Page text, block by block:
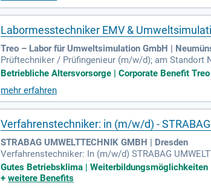
lzeitstelle ab sofort und werden Sie Teil dieser
Labormesstechniker EMV &
Treo – Labor für Umweltsimulation GmbH |
Prüftechniker / Prüfingenieur (m/w/d); am Standort
Betriebliche Altersvorsorge | Corporate Benefit
mehr erfahren
Verfahrenstechniker: in (m/w/d) -
STRABAG UMWELTTECHNIK GMBH | Dresden
Verfahrenstechniker: In (m/w/d) STRABAG
echniker: In (m/w/d) Jetzt bewerben Was für uns
Gutes Betriebsklima |
+weitere Benefits